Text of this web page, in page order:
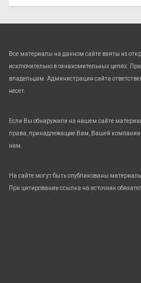
Все материалы на данном сайте взяты из
исключительно в ознакомительных целях.
владельцам. Администрация сайта
несет.
Если Вы обнаружили на нашем сайте
права, принадлежащие Вам, Вашей компании
нам.
На сайте могут быть опубликованы
При цитировании ссылка на источник